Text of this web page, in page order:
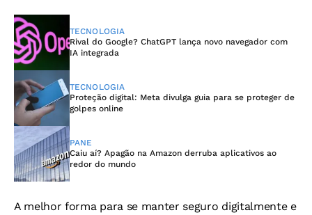
TECNOLOGIA
Rival do Google? ChatGPT lança novo navegador com
IA integrada
TECNOLOGIA
Proteção digital: Meta divulga guia para se proteger de
golpes online
PANE
Caiu aí? Apagão na Amazon derruba aplicativos ao
redor do mundo
A melhor forma para se manter seguro digitalmente e